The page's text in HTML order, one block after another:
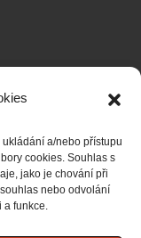
a/nebo přístupu
cookies. Souhlas s
jako je chování při
nebo odvolání
a funkce.